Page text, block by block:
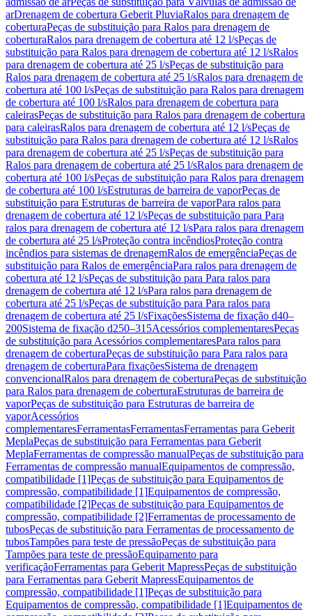
arDrenagem de cobertura Geberit PluviaRalos para drenagem de
coberturaPeças de substituição para Ralos para drenagem de
coberturaRalos para drenagem de cobertura até 12 l/sPeças de
substituição para Ralos para drenagem de cobertura até 12 l/sRalos
para drenagem de cobertura até 25 l/sPeças de substituição para
Ralos para drenagem de cobertura até 25 l/sRalos para drenagem de
cobertura até 100 l/sPeças de substituição para Ralos para drenagem
de cobertura até 100 l/sRalos para drenagem de cobertura para
caleirasPeças de substituição para Ralos para drenagem de cobertura
para caleirasRalos para drenagem de cobertura até 12 l/sPeças de
substituição para Ralos para drenagem de cobertura até 12 l/sRalos
para drenagem de cobertura até 25 l/sPeças de substituição para
Ralos para drenagem de cobertura até 25 l/sRalos para drenagem de
cobertura até 100 l/sPeças de substituição para Ralos para drenagem
de cobertura até 100 l/sEstruturas de barreira de vaporPeças de
substituição para Estruturas de barreira de vaporPara ralos para
drenagem de cobertura até 12 l/sPeças de substituição para Para
ralos para drenagem de cobertura até 12 l/sPara ralos para drenagem
de cobertura até 25 l/sProteção contra incêndiosProteção contra
incêndios para sistemas de drenagemRalos de emergênciaPeças de
substituição para Ralos de emergênciaPara ralos para drenagem de
cobertura até 12 l/sPeças de substituição para Para ralos para
drenagem de cobertura até 12 l/sPara ralos para drenagem de
cobertura até 25 l/sPeças de substituição para Para ralos para
drenagem de cobertura até 25 l/sFixaçõesSistema de fixação d40–
200Sistema de fixação d250–315Acessórios complementaresPeças
de substituição para Acessórios complementaresPara ralos para
drenagem de coberturaPeças de substituição para Para ralos para
drenagem de coberturaPara fixaçõesSistema de drenagem
convencionalRalos para drenagem de coberturaPeças de substituição
para Ralos para drenagem de coberturaEstruturas de barreira de
vaporPeças de substituição para Estruturas de barreira de
vaporAcessórios
complementaresFerramentasFerramentasFerramentas para Geberit
MeplaPeças de substituição para Ferramentas para Geberit
MeplaFerramentas de compressão manualPeças de substituição para
Ferramentas de compressão manualEquipamentos de compressão,
compatibilidade [1]Peças de substituição para Equipamentos de
compressão, compatibilidade [1]Equipamentos de compressão,
compatibilidade [2]Peças de substituição para Equipamentos de
compressão, compatibilidade [2]Ferramentas de processamento de
tubosPeças de substituição para Ferramentas de processamento de
tubosTampões para teste de pressãoPeças de substituição para
Tampões para teste de pressãoEquipamento para
verificaçãoFerramentas para Geberit MapressPeças de substituição
para Ferramentas para Geberit MapressEquipamentos de
compressão, compatibilidade [1]Peças de substituição para
Equipamentos de compressão, compatibilidade [1]Equipamentos de